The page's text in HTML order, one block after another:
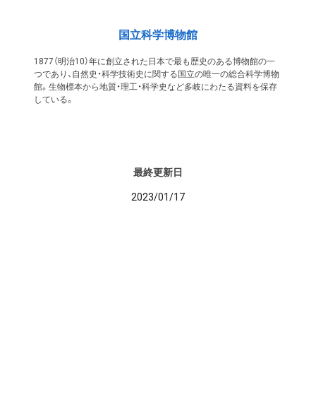
国立科学博物館
1877（明治10）年に創立された日本で最も歴史のある博物館の一
つであり、自然史・科学技術史に関する国立の唯一の総合科学博物
館。生物標本から地質・理工・科学史など多岐にわたる資料を保存
している。
最終更新日
2023/01/17